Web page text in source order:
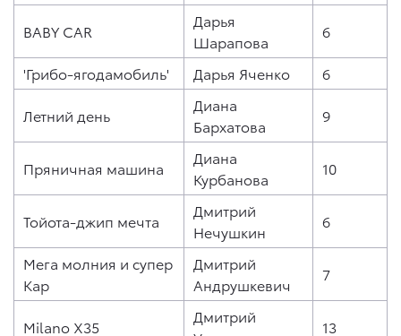
BABY CAR
Дарья
Шарапова
6
'Грибо-ягодамобиль' Дарья Яченко 6
Летний день
Диана
Бархатова
9
Пряничная машина
Диана
Курбанова
10
Тойота-джип мечта
Дмитрий
Нечушкин
6
Мега молния и супер
Кар
Дмитрий
Андрушкевич
7
Milano X35
Дмитрий
13